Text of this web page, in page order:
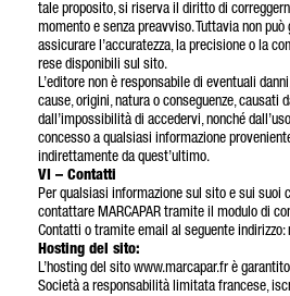
tale proposito, si riserva il diritto di
momento e senza preavviso. Tuttavia non
assicurare l’accuratezza, la precisione o la
rese disponibili sul sito.
L’editore non è responsabile di eventuali
cause, origini, natura o conseguenze, causati
dall’impossibilità di accedervi, nonché
concesso a qualsiasi informazione
indirettamente da quest’ultimo.
VI – Contatti
Per qualsiasi informazione sul sito e sui suoi
contattare MARCAPAR tramite il modulo di
Contatti o tramite email al seguente indirizzo:
Hosting del sito:
L’hosting del sito www.marcapar.fr è
Società a responsabilità limitata francese,